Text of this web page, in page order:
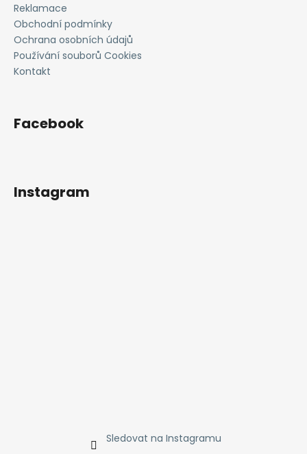
Reklamace
Obchodní podmínky
Ochrana osobních údajů
Používání souborů Cookies
Kontakt
Facebook
Instagram
Sledovat na Instagramu